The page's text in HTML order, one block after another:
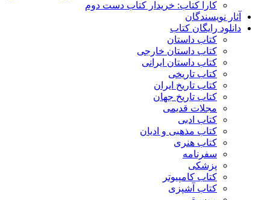
کارا کتاب: خریدار کتاب دست دوم
آثار نویسندگان
دانلود رایگان کتاب
کتاب داستان
کتاب داستان خارجی
کتاب داستان ایرانی
کتاب تاریخی
کتاب تاریخ ایران
کتاب تاریخ جهان
مجلات قدیمی
کتاب ادبی
کتاب مذهبی و ادیان
کتاب هنری
سفرنامه
پزشکی
کتاب کامپیوتر
کتاب آشپزی